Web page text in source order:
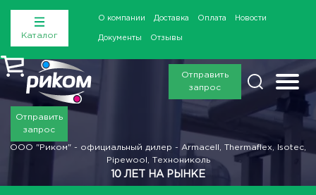
Каталог
О компании Доставка Оплата Новости
Документы Отзывы
Отправить
запрос
Отправить
запрос
ООО "Риком" - официальный дилер - Armacell, Thermaflex, Isotec,
Pipewool, Технониколь
10 ЛЕТ НА РЫНКЕ